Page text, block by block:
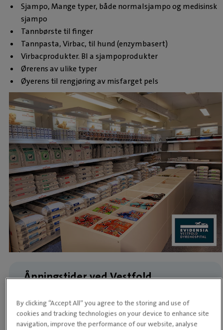
Sjampo, Mange typer, både normalsjampo og medisinsk
sjampo
Tannbørste til finger
Tannpasta, Virbac, til hund (enzymbasert)
Virbacprodukter. Bl a sjampoprodukter
Ørerens av ulike typer
Øyerens til rengjøring av misfarget pels
Åpningstider ved Vestfold
Akutte pasienter prioriteres i åpningstiden.
Akuttvakt også søndag fra 09:00 - 16:30
By clicking “Accept All” you agree to the storing and use of
cookies and tracking technologies on your device to enhance site
navigation, improve the performance of our website, analyse